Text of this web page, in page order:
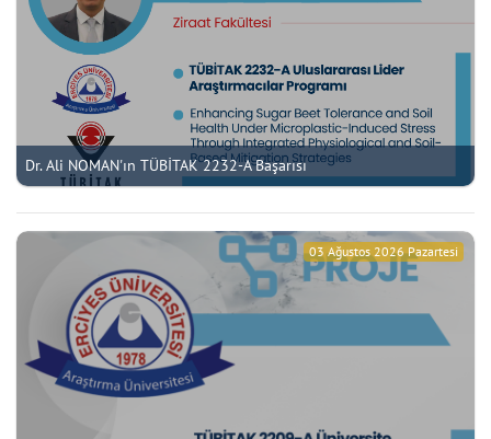
Dr. Ali NOMAN'ın TÜBİTAK 2232-A Başarısı
03 Ağustos 2026 Pazartesi